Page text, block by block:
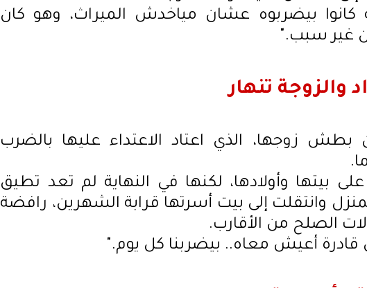
كانوا بيضربوه عشان مياخدش الميراث، وهو كان
غير سبب."
والزوجة تنهار
زوجها، الذي اعتاد الاعتداء عليها بالضرب
بيتها وأولادها، لكنها في النهاية لم تعد تطيق
وانتقلت إلى بيت أسرتها قرابة الشهرين، رافضة
الصلح من الأقارب.
قادرة أعيش معاه.. بيضربنا كل يوم."